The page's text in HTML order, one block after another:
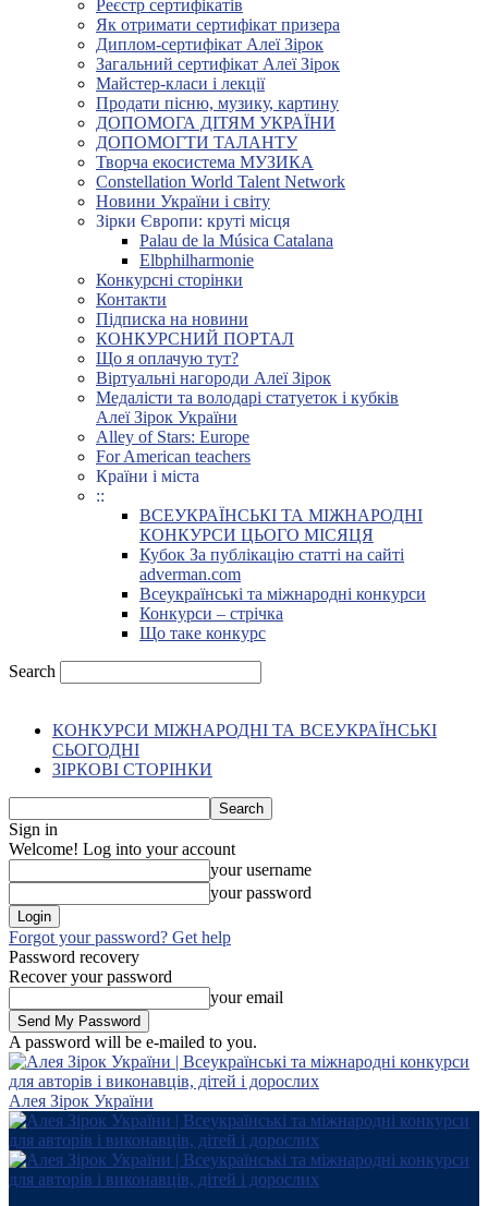
Реєстр сертифікатів
Як отримати сертифікат призера
Диплом-сертифікат Алеї Зірок
Загальний сертифікат Алеї Зірок
Майстер-класи і лекції
Продати пісню, музику, картину
ДОПОМОГА ДІТЯМ УКРАЇНИ
ДОПОМОГТИ ТАЛАНТУ
Творча екосистема МУЗИКА
Constellation World Talent Network
Новини України і світу
Зірки Європи: круті місця
Palau de la Música Catalana
Elbphilharmonie
Конкурсні сторінки
Контакти
Підписка на новини
КОНКУРСНИЙ ПОРТАЛ
Що я оплачую тут?
Віртуальні нагороди Алеї Зірок
Медалісти та володарі статуеток і кубків
Алеї Зірок України
Alley of Stars: Europe
For American teachers
Країни і міста
::
ВСЕУКРАЇНСЬКІ ТА МІЖНАРОДНІ
КОНКУРСИ ЦЬОГО МІСЯЦЯ
Кубок За публікацію статті на сайті
adverman.com
Всеукраїнські та міжнародні конкурси
Конкурси – стрічка
Що таке конкурс
Search
КОНКУРСИ МІЖНАРОДНІ ТА ВСЕУКРАЇНСЬКІ
СЬОГОДНІ
ЗІРКОВІ СТОРІНКИ
Sign in
Welcome! Log into your account
your username
your password
Forgot your password? Get help
Password recovery
Recover your password
your email
A password will be e-mailed to you.
Алея Зірок України